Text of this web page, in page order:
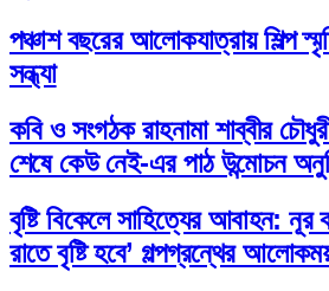
পঞ্চাশ বছরের আলোকযাত্রায় শিল্প
সন্ধ্যা
কবি ও সংগঠক রাহনামা শাব্বীর
শেষে কেউ নেই-এর পাঠ উন্মোচন
বৃষ্টি বিকেলে সাহিত্যের আবাহন:
রাতে বৃষ্টি হবে’ গল্পগ্রন্থের